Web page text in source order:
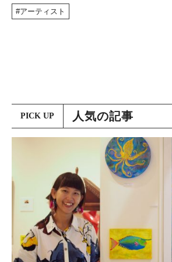
アーティスト
人気の記事
PICK UP